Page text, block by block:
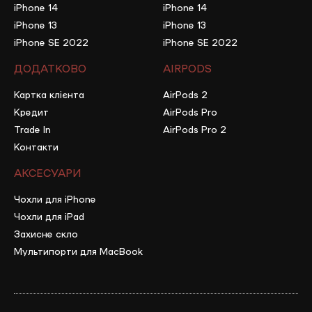
– Нова Пошта НОВИНКА
Ви можете замовити ґаджет належним платежем та
2,5%. Важливо, щоб у вас був відкритий ліміт на
iPhone 14
iPhone 13
iPhone SE 2022
iPhone 14
iPhone 13
iPhone SE 2022
ДОДАТКОВО
Картка клієнта
Кредит
Trade In
Контакти
AIRPODS
AirPods 2
AirPods Pro
AirPods Pro 2
АКСЕСУАРИ
Чохли для iPhone
Чохли для iPad
Захисне скло
Мультипорти для MacBook